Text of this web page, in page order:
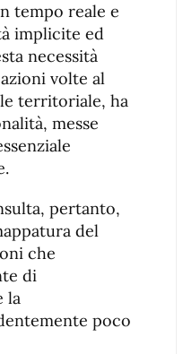
tempo reale e
implicite ed
necessità
volte al
territoriale, ha
messe
pertanto,
del
che
di
la
poco